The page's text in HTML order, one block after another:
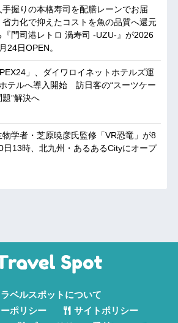
手握りの本格寿司を配膳レーンでお届
省力化で抑えたコストを魚の品質へ還元
『門司港レトロ 渦寿司 -UZU-』が2026
24日OPEN。
」、ダイワロイネットホテルズ運
テルへ導入開始 訪日客の“スーツケー
題”解決へ
物学者・芝原暁彦氏監修「VR恐竜」が8
日13時、北九州・あるあるCityにオープ
ラベルスポットについて
ポリシー
サイトポリシー